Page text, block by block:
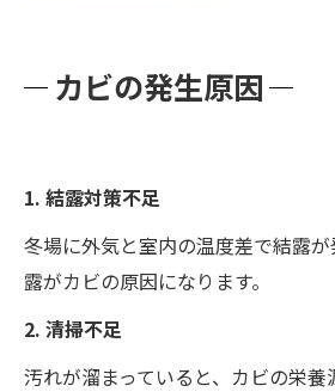
カビの発生原因
1. 結露対策不足
冬場に外気と室内の温度差で結露
露がカビの原因になります。
2. 清掃不足
汚れが溜まっていると、カビの栄